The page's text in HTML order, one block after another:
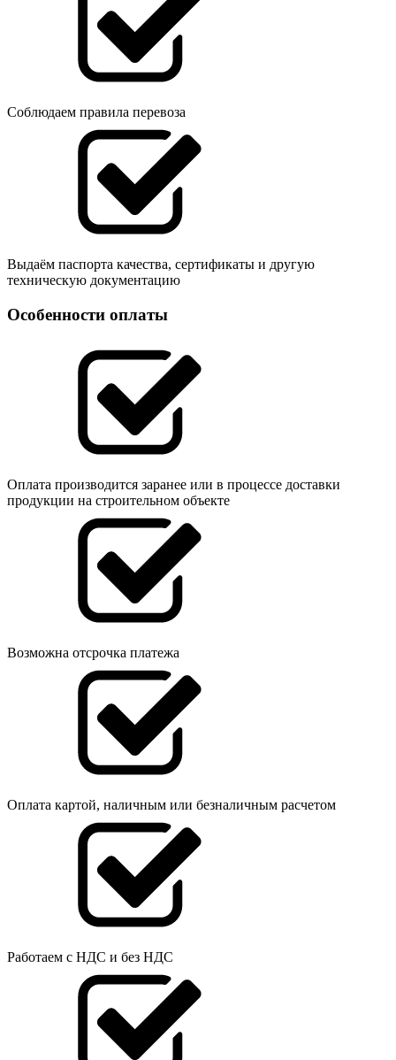
Соблюдаем правила перевоза
Выдаём паспорта качества, сертификаты и другую
техническую документацию
Особенности оплаты
Оплата производится заранее или в процессе доставки
продукции на строительном объекте
Возможна отсрочка платежа
Оплата картой, наличным или безналичным расчетом
Работаем с НДС и без НДС